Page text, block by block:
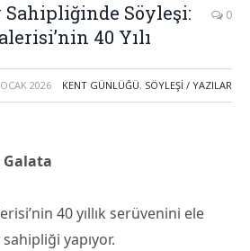
Sahipliğinde Söyleşi:
40 Yılı
0
2026 KENT GÜNLÜĞÜ, SÖYLEŞI / YAZILAR
Galata
40 yıllık serüvenini ele
yapıyor.